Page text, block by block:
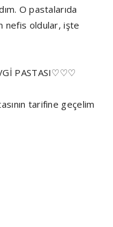
O pastalarıda
nefis oldular, işte
PASTASI♡♡♡
tarifine geçelim